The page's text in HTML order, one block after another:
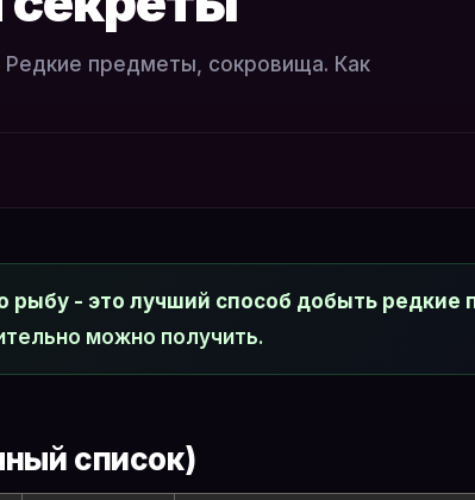
предметы, сокровища. Как
рыбу - это лучший способ добыть редкие
можно получить.
список)